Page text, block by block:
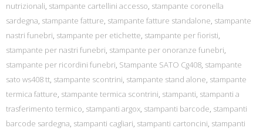
nutrizionali, stampante cartellini accesso, stampante coronella
sardegna, stampante fatture, stampante fatture standalone, stampante
nastri funebri, stampante per etichette, stampante per fioristi,
stampante per nastri funebri, stampante per onoranze funebri,
stampante per ricordini funebri, Stampante SATO Cg408, stampante
sato ws408 tt, stampante scontrini, stampante stand alone, stampante
termica fatture, stampante termica scontrini, stampanti, stampanti a
trasferimento termico, stampanti argox, stampanti barcode, stampanti
barcode sardegna, stampanti cagliari, stampanti cartoncini, stampanti